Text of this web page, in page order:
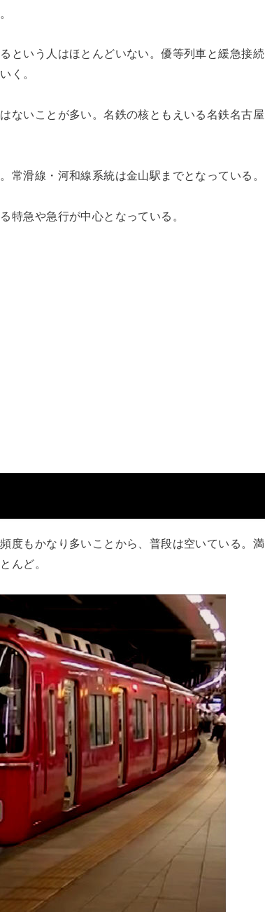
という人はほとんどいない。優等列車と緩急接続
く。
ないことが多い。名鉄の核ともえいる名鉄名古屋
常滑線・河和線系統は金山駅までとなっている。
特急や急行が中心となっている。
度もかなり多いことから、普段は空いている。満
んど。